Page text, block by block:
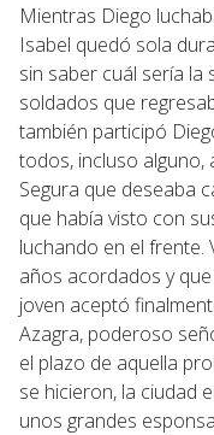
Mientras Diego
Isabel quedó sola
sin saber cuál sería la
soldados que
también participó
todos, incluso
Segura que deseaba
que había visto con
luchando en el frente.
años acordados y
joven aceptó
Azagra, poderoso
el plazo de aquella
se hicieron, la ciudad
unos grandes